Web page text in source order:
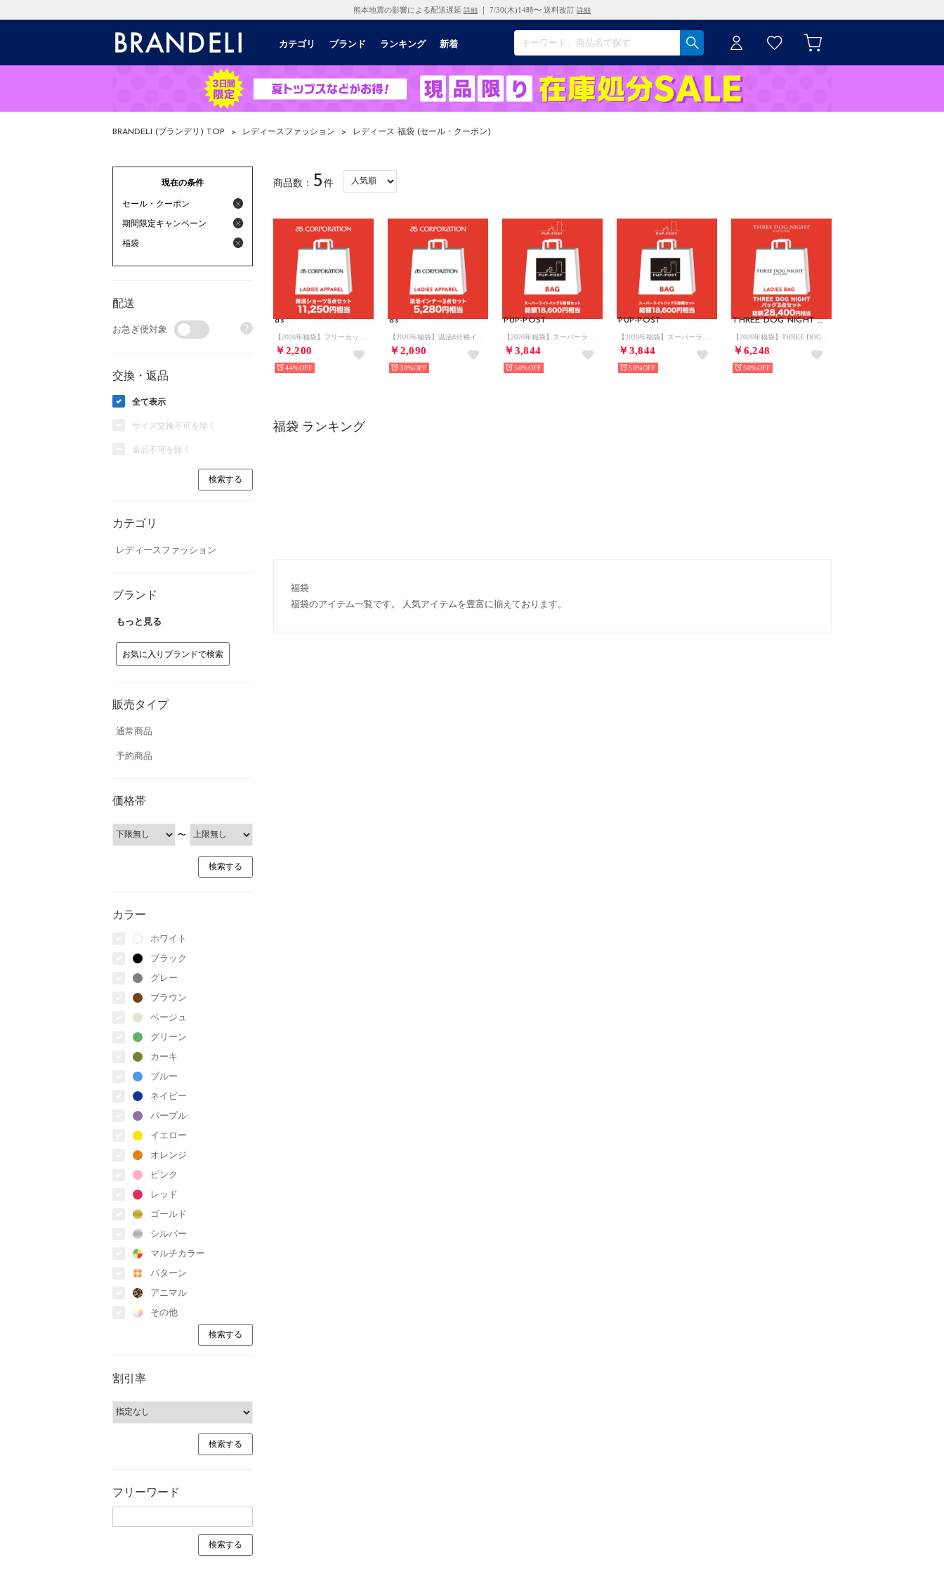
熊本地震の影響による配送遅延 詳細 ｜ 7/30(木)14時〜 送料改訂 詳細
カテゴリ ブランド ランキング 新着
BRANDELI (ブランデリ) TOP > レディースファッション > レディース 福袋 (セール・クーポン)
現在の条件
セール・クーポン
期間限定キャンペーン
福袋
配送
お急ぎ便対象 ?
交換・返品
全て表示
サイズ交換不可を除く
返品不可を除く
カテゴリ
レディースファッション
ブランド
もっと見る
お気に入りブランドで検索
販売タイプ
通常商品
予約商品
価格帯
〜
カラー
ホワイト
ブラック
グレー
ブラウン
ベージュ
グリーン
カーキ
ブルー
ネイビー
パープル
イエロー
オレンジ
ピンク
レッド
ゴールド
シルバー
マルチカラー
パターン
アニマル
その他
割引率
フリーワード
商品数： 5 件
as
￥2,200
44%
as
￥2,090
30%
PUP-POST
￥3,844
50%
PUP-POST
￥3,844
50%
THREE DOG NIGHT SCOTLAND
￥6,248
50%
福袋 ランキング
福袋
福袋のアイテム一覧です。 人気アイテムを豊富に揃えております。